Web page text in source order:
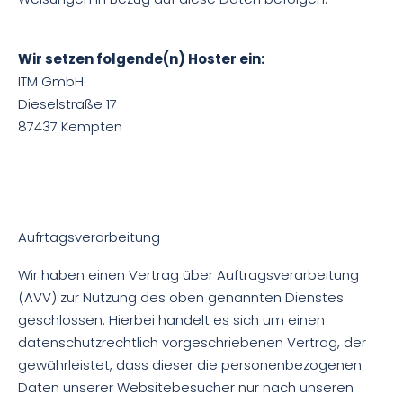
Wir setzen folgende(n) Hoster ein:
ITM GmbH
Dieselstraße 17
87437 Kempten
Aufrtagsverarbeitung
Wir haben einen Vertrag über Auftragsverarbeitung
(AVV) zur Nutzung des oben genannten Dienstes
geschlossen. Hierbei handelt es sich um einen
datenschutzrechtlich vorgeschriebenen Vertrag, der
gewährleistet, dass dieser die personenbezogenen
Daten unserer Websitebesucher nur nach unseren